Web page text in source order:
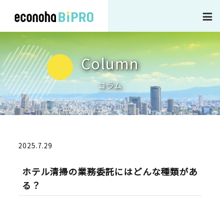
企業情報
事業内容・サービス
採用情報
Column
コラム
2025.7.29
ホテル清掃の業務委託にはどんな種類があ
る？